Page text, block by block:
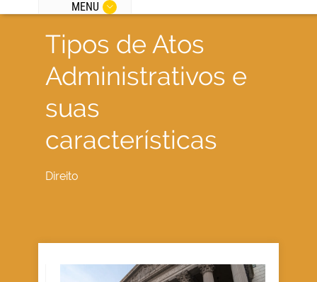
MENU
Tipos de Atos
Administrativos e
suas
características
Direito